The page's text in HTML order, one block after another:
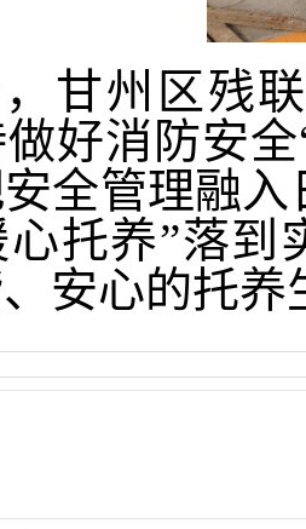
甘州区残
做好消防安
全管理融
托养”落到
安心的托养